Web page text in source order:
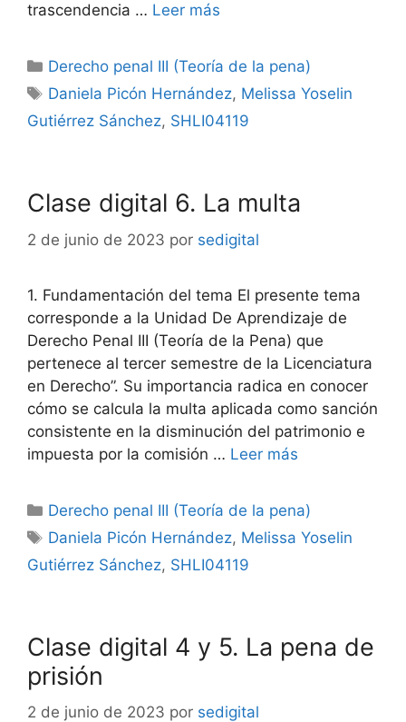
trascendencia … Leer más
Categorías
Derecho penal III (Teoría de la pena)
Etiquetas
Daniela Picón Hernández, Melissa Yoselin
Gutiérrez Sánchez, SHLI04119
Clase digital 6. La multa
2 de junio de 2023 por sedigital
1. Fundamentación del tema El presente tema
corresponde a la Unidad De Aprendizaje de
Derecho Penal III (Teoría de la Pena) que
pertenece al tercer semestre de la Licenciatura
en Derecho”. Su importancia radica en conocer
cómo se calcula la multa aplicada como sanción
consistente en la disminución del patrimonio e
impuesta por la comisión … Leer más
Categorías
Derecho penal III (Teoría de la pena)
Etiquetas
Daniela Picón Hernández, Melissa Yoselin
Gutiérrez Sánchez, SHLI04119
Clase digital 4 y 5. La pena de
prisión
2 de junio de 2023 por sedigital